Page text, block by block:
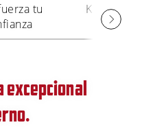
tu
Kilometraje
excepcional